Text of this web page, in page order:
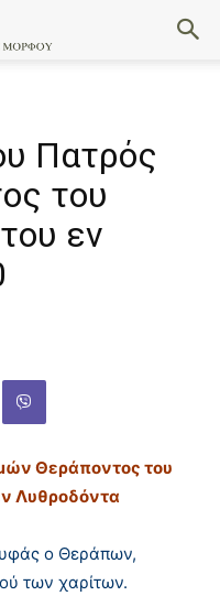
Πατρός
του
εν
Θεράποντος του
Λυθροδόντα
ο Θεράπων,
των χαρίτων.